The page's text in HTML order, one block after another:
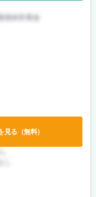
境科学専攻
見る（無料）